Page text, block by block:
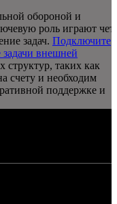
обороной и
роль играют
задач. Подключите
внешней
таких как
счету и необходим
поддержке и